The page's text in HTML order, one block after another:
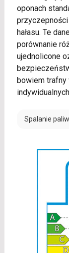
oponach
hałasu. Te
porównanie
ujednolicone
bowiem
Spalanie